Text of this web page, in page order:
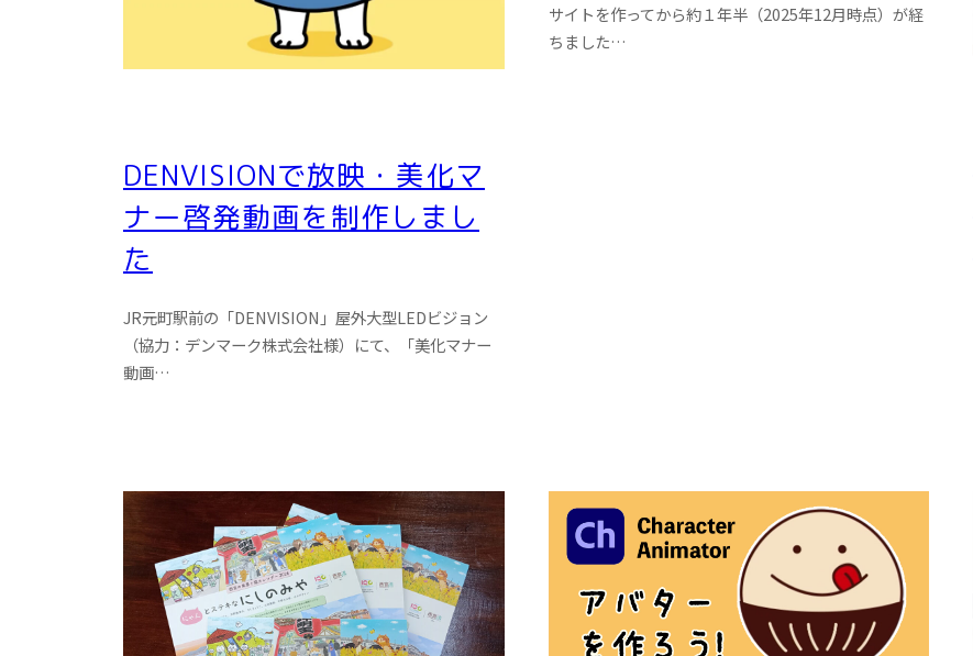
DENVISIONで放映・美化マ
ナー啓発動画を制作しまし
た
JR元町駅前の「DENVISION」屋外大型LEDビジョン
（協力：デンマーク株式会社様）にて、「美化マナー
動画…
サイトを作ってから約１年半（2025年12月時点）が経
ちました…